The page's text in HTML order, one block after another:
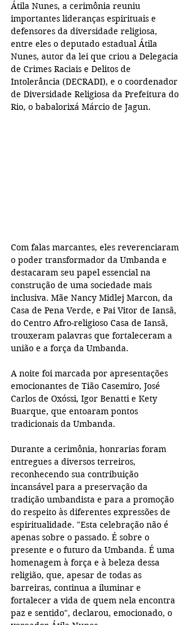
Átila Nunes, a cerimônia reuniu
importantes lideranças espirituais e
defensores da diversidade religiosa,
entre eles o deputado estadual Átila
Nunes, autor da lei que criou a Delegacia
de Crimes Raciais e Delitos de
Intolerância (DECRADI), e o coordenador
de Diversidade Religiosa da Prefeitura do
Rio, o babalorixá Márcio de Jagun.
Com falas marcantes, eles reverenciaram
o poder transformador da Umbanda e
destacaram seu papel essencial na
construção de uma sociedade mais
inclusiva. Mãe Nancy Midlej Marcon, da
Casa de Pena Verde, e Pai Vitor de Iansã,
do Centro Afro-religioso Casa de Iansã,
trouxeram palavras que fortaleceram a
união e a força da Umbanda.
A noite foi marcada por apresentações
emocionantes de Tião Casemiro, José
Carlos de Oxóssi, Igor Benatti e Kety
Buarque, que entoaram pontos
tradicionais da Umbanda.
Durante a cerimônia, honrarias foram
entregues a diversos terreiros,
reconhecendo sua contribuição
incansável para a preservação da
tradição umbandista e para a promoção
do respeito às diferentes expressões de
espiritualidade. "Esta celebração não é
apenas sobre o passado. É sobre o
presente e o futuro da Umbanda. É uma
homenagem à força e à beleza dessa
religião, que, apesar de todas as
barreiras, continua a iluminar e
fortalecer a vida de quem nela encontra
paz e sentido", declarou, emocionado, o